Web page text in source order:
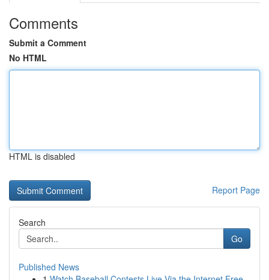
Comments
Submit a Comment
No HTML
HTML is disabled
Report Page
Search
Go
Published News